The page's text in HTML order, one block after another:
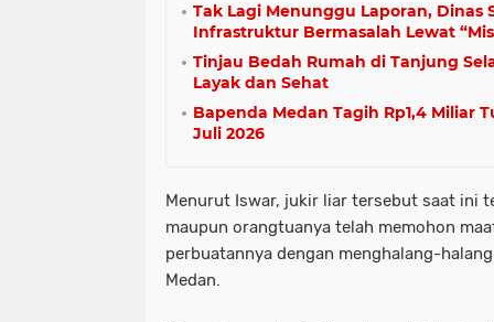
Tak Lagi Menunggu Laporan, Dinas
Infrastruktur Bermasalah Lewat
Tinjau Bedah Rumah di Tanjung
Layak dan Sehat
Bapenda Medan Tagih Rp1,4 Miliar
Juli 2026
Menurut Iswar, jukir liar tersebut saat ini
maupun orangtuanya telah memohon
perbuatannya dengan menghalang-
Medan.